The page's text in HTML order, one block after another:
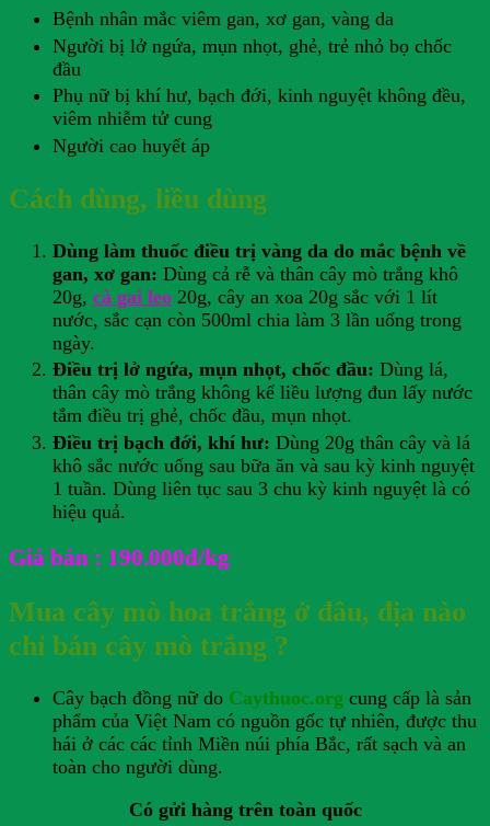
Bệnh nhân mắc viêm gan, xơ gan, vàng da
Người bị lở ngứa, mụn nhọt, ghẻ, trẻ nhỏ bọ chốc
đầu
Phụ nữ bị khí hư, bạch đới, kinh nguyệt không đều,
viêm nhiễm tử cung
Người cao huyết áp
Cách dùng, liều dùng
Dùng làm thuốc điều trị vàng da do mắc bệnh về
gan, xơ gan: Dùng cả rễ và thân cây mò trắng khô
20g, cà gai leo 20g, cây an xoa 20g sắc với 1 lít
nước, sắc cạn còn 500ml chia làm 3 lần uống trong
ngày.
Điều trị lở ngứa, mụn nhọt, chốc đầu: Dùng lá,
thân cây mò trắng không kể liều lượng đun lấy nước
tắm điều trị ghẻ, chốc đầu, mụn nhọt.
Điều trị bạch đới, khí hư: Dùng 20g thân cây và lá
khô sắc nước uống sau bữa ăn và sau kỳ kinh nguyệt
1 tuần. Dùng liên tục sau 3 chu kỳ kinh nguyệt là có
hiệu quả.
Giá bán : 190.000đ/kg
Mua cây mò hoa trắng ở đâu, địa nào
chỉ bán cây mò trắng ?
Cây bạch đồng nữ do Caythuoc.org cung cấp là sản
phẩm của Việt Nam có nguồn gốc tự nhiên, được thu
hái ở các các tỉnh Miền núi phía Bắc, rất sạch và an
toàn cho người dùng.
Có gửi hàng trên toàn quốc